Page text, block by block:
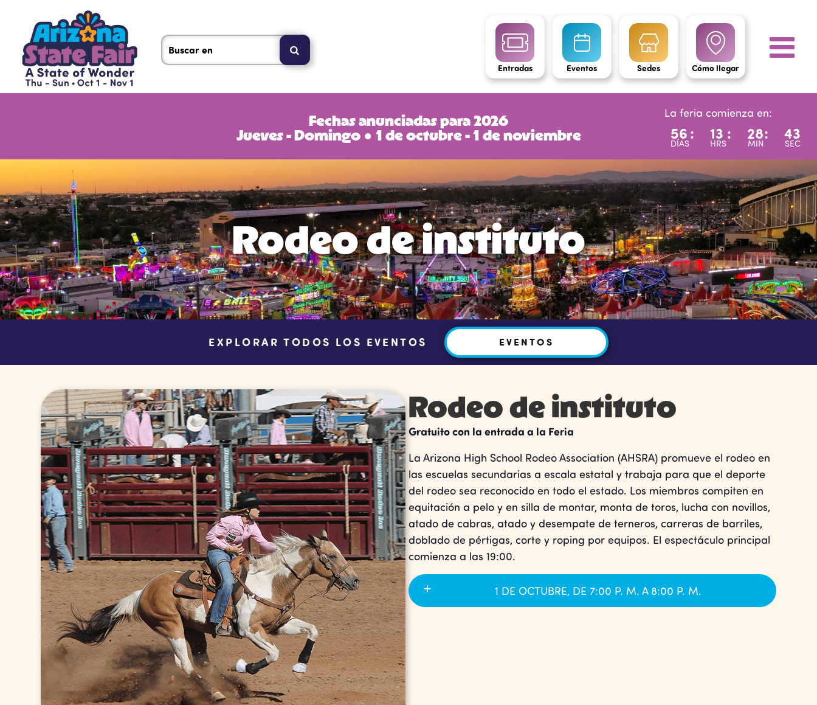
Entradas Eventos Sedes Cómo llegar
Fechas anunciadas para 2026
Jueves - Domingo ● 1 de octubre - 1 de noviembre
La feria comienza en:
56
DÍAS
: 13
HRS
: 28
MIN
: 41
SEC
Rodeo de instituto
EXPLORAR TODOS LOS EVENTOS EVENTOS
Rodeo de instituto
Gratuito con la entrada a la Feria
La Arizona High School Rodeo Association (AHSRA) promueve el rodeo en
las escuelas secundarias a escala estatal y trabaja para que el deporte
del rodeo sea reconocido en todo el estado. Los miembros compiten en
equitación a pelo y en silla de montar, monta de toros, lucha con novillos,
atado de cabras, atado y desempate de terneros, carreras de barriles,
doblado de pértigas, corte y roping por equipos. El espectáculo principal
comienza a las 19:00.
1 DE OCTUBRE, DE 7:00 P. M. A 8:00 P. M.